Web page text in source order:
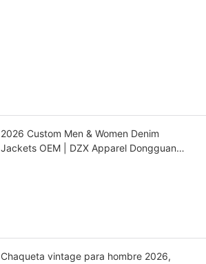
2026 Custom Men & Women Denim
Jackets OEM | DZX Apparel Dongguan
Chaqueta vintage para hombre 2026,